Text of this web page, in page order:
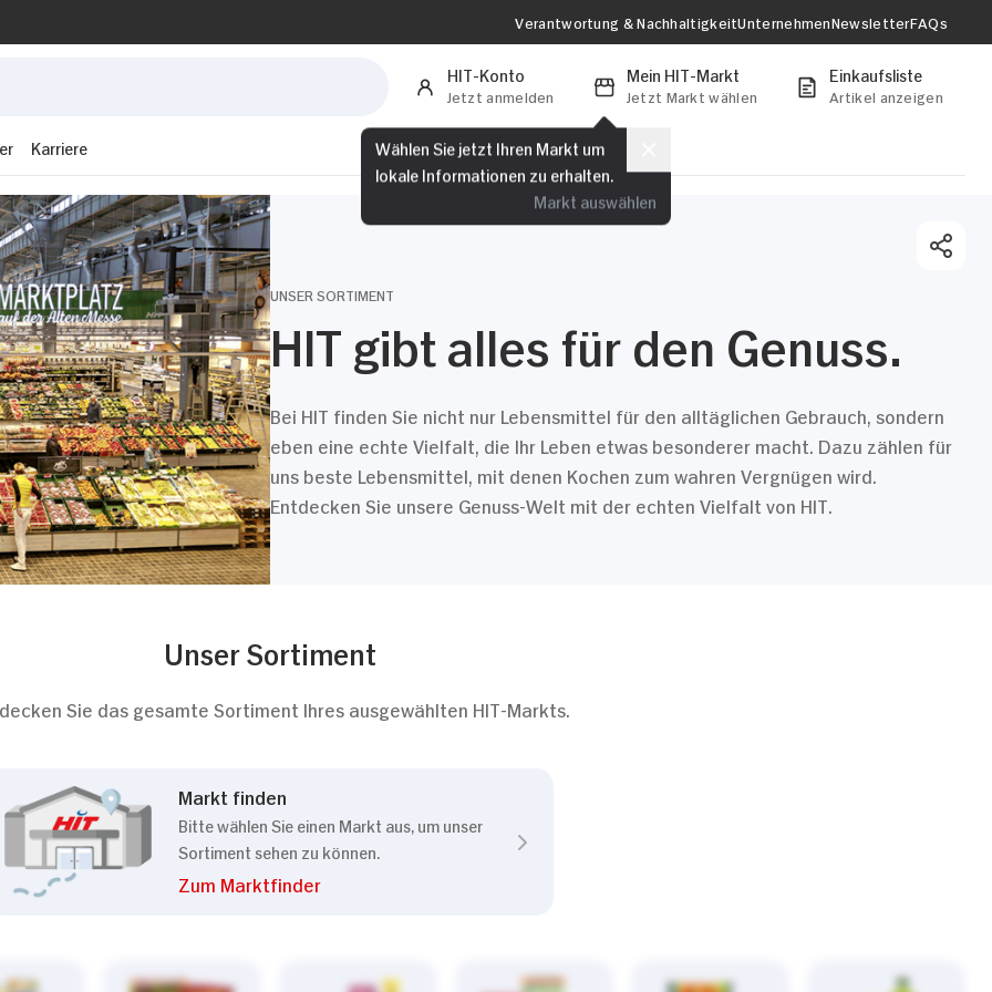
Verantwortung & NachhaltigkeitUnternehmenNewsletterFAQs
HIT-Konto
Jetzt anmelden
Mein HIT-Markt
Jetzt Markt wählen
Wählen Sie jetzt Ihren Markt um
lokale Informationen zu erhalten.
Markt auswählen
Einkaufsliste
Artikel anzeigen
Karriere
UNSER SORTIMENT
HIT gibt alles für den Genuss.
Bei HIT finden Sie nicht nur Lebensmittel für den alltäglichen Gebrauch, sondern
eben eine echte Vielfalt, die Ihr Leben etwas besonderer macht. Dazu zählen für
uns beste Lebensmittel, mit denen Kochen zum wahren Vergnügen wird.
Entdecken Sie unsere Genuss-Welt mit der echten Vielfalt von HIT.
Unser Sortiment
Sie das gesamte Sortiment Ihres ausgewählten HIT-Markts.
Markt finden
Bitte wählen Sie einen Markt aus, um unser
Sortiment sehen zu können.
Zum Marktfinder